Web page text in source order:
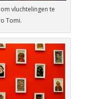
vluchtelingen te
Tomi.